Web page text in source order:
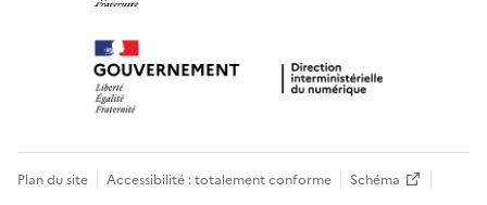
Plan du site Accessibilité : totalement conforme Schéma